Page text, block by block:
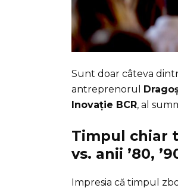
Sunt doar câteva
antreprenorul
Inovație BCR, al
Timpul chiar
vs. anii ’80,
Impresia că timpul